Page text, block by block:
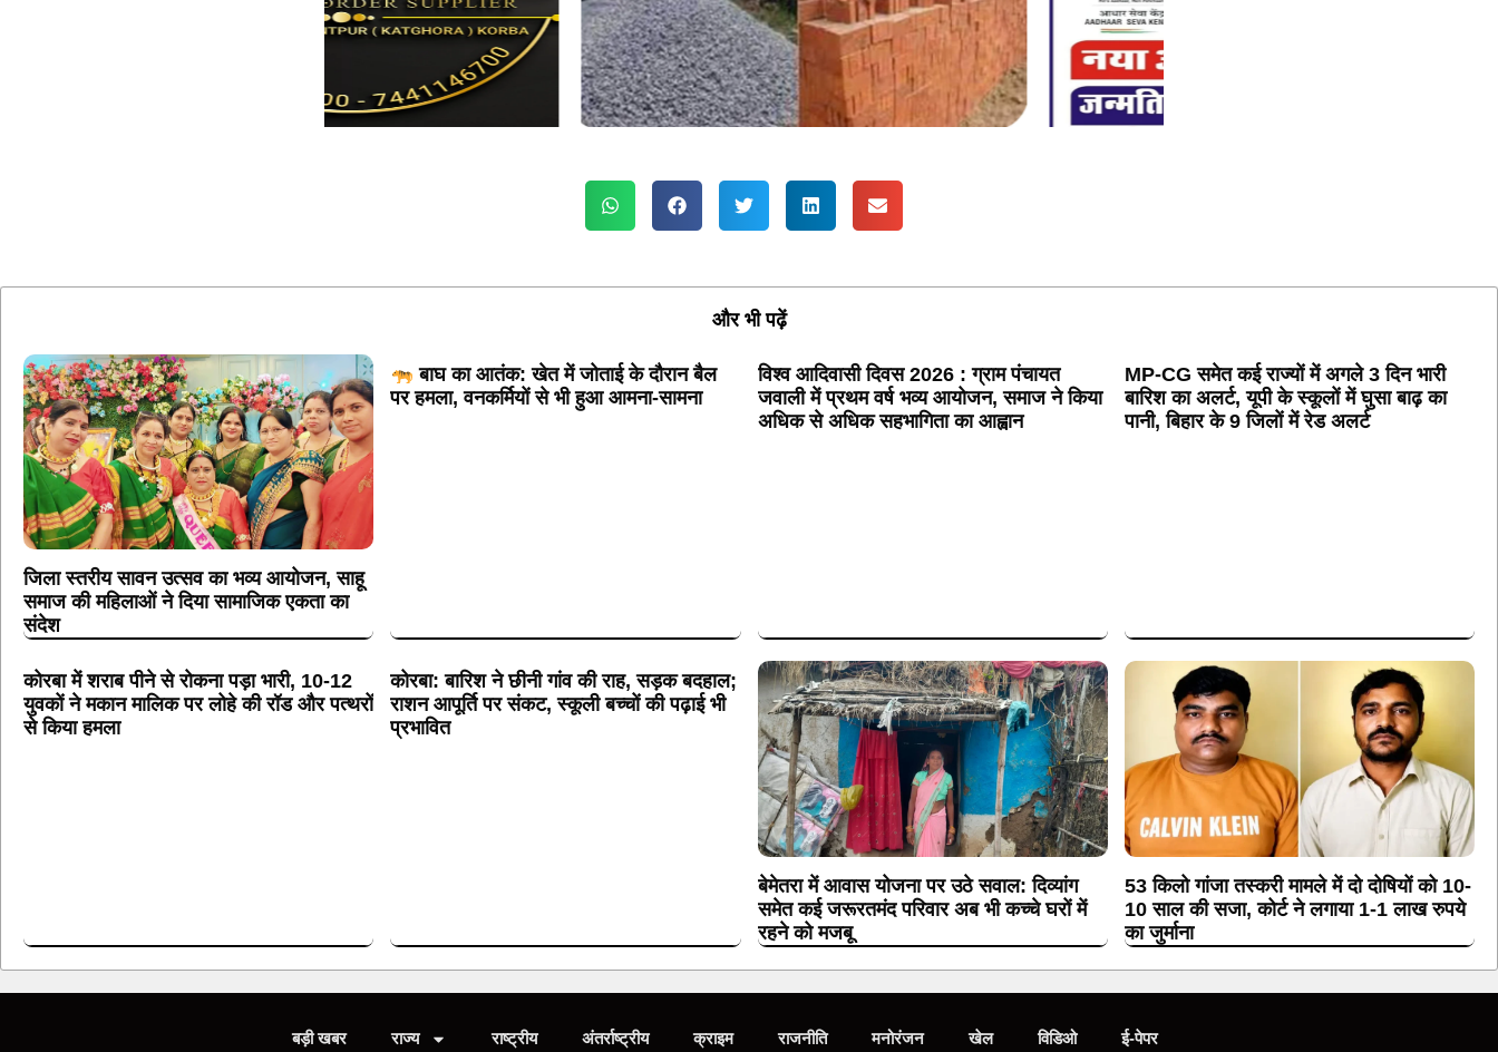
और भी पढ़ें
जिला स्तरीय सावन उत्सव का भव्य आयोजन, साहू
समाज की महिलाओं ने दिया सामाजिक एकता का
संदेश
बाघ का आतंक: खेत में जोताई के दौरान बैल
पर हमला, वनकर्मियों से भी हुआ आमना-सामना
विश्व आदिवासी दिवस 2026 : ग्राम पंचायत
जवाली में प्रथम वर्ष भव्य आयोजन, समाज ने किया
अधिक से अधिक सहभागिता का आह्वान
MP-CG समेत कई राज्यों में अगले 3 दिन भारी
बारिश का अलर्ट, यूपी के स्कूलों में घुसा बाढ़ का
पानी, बिहार के 9 जिलों में रेड अलर्ट
कोरबा में शराब पीने से रोकना पड़ा भारी, 10-12
युवकों ने मकान मालिक पर लोहे की रॉड और पत्थरों
से किया हमला
कोरबा: बारिश ने छीनी गांव की राह, सड़क बदहाल;
राशन आपूर्ति पर संकट, स्कूली बच्चों की पढ़ाई भी
प्रभावित
बेमेतरा में आवास योजना पर उठे सवाल: दिव्यांग
समेत कई जरूरतमंद परिवार अब भी कच्चे घरों में
रहने को मजबू
53 किलो गांजा तस्करी मामले में दो दोषियों को 10-
10 साल की सजा, कोर्ट ने लगाया 1-1 लाख रुपये
का जुर्माना
बड़ी खबर राज्य राष्ट्रीय अंतर्राष्ट्रीय क्राइम राजनीति मनोरंजन खेल विडिओ ई-पेपर